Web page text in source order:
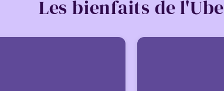
Les bienfaits de l'Ube